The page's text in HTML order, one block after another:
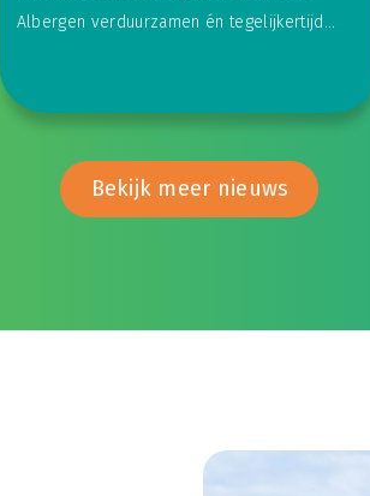
Albergen verduurzamen én tegelijkertijd
Bekijk meer nieuws